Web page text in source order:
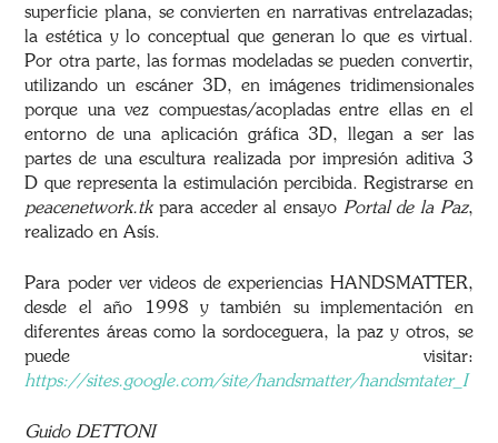
superficie plana, se convierten en narrativas entrelazadas;
la estética y lo conceptual que generan lo que es virtual.
Por otra parte, las formas modeladas se pueden convertir,
utilizando un escáner 3D, en imágenes tridimensionales
porque una vez compuestas/acopladas entre ellas en el
entorno de una aplicación gráfica 3D, llegan a ser las
partes de una escultura realizada por impresión aditiva 3
D que representa la estimulación percibida. Registrarse en
peacenetwork.tkpara acceder al ensayo Portal de la Paz,
realizado en Asís.
Para poder ver videos de experiencias HANDSMATTER,
desde el año 1998 y también su implementación en
diferentes áreas como la sordoceguera, la paz y otros, se
puede visitar:
https://sites.google.com/site/handsmatter/handsmtater_I
Guido DETTONI